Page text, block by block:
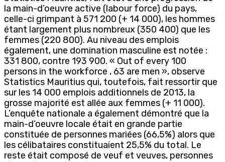
la main-d’oeuvre active (labour force) du pays,
celle-ci grimpant à 571 200 (+ 14 000), les hommes
étant largement plus nombreux (350 400) que les
femmes (220 800). Au niveau des emplois
également, une domination masculine est notée :
331 800, contre 193 900. « Out of every 100
persons in the workforce , 63 are men », observe
Statistics Mauritius qui, toutefois, fait ressortir que
sur les 14 000 emplois additionnels de 2013, la
grosse majorité est allée aux femmes (+ 11 000).
L’enquête nationale a également démontré que la
main-d’oeuvre locale était en grande partie
constituée de personnes mariées (66,5%) alors que
les célibataires constituaient 25,5% du total. Le
reste était composé de veuf et veuves, personnes